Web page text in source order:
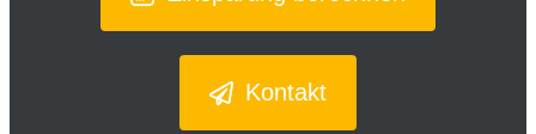
Kontakt